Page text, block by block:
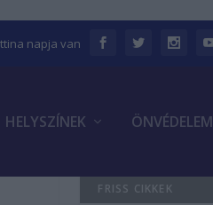
napja van
HELYSZÍNEK ÖNVÉDELEM
FRISS CIKKEK